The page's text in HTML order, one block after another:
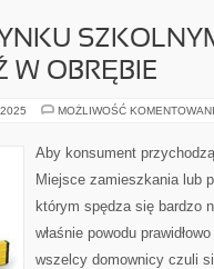
W OBRĘBIE
MOŻLIWOŚĆ
Aby konsument
Miejsce zamieszkania lub
którym spędza się bardzo
właśnie powodu
wszelcy domownicy czuli